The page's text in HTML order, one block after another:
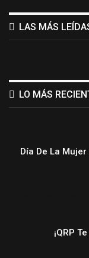
LAS MÁS
LO MÁS
Día De La
¡QRP